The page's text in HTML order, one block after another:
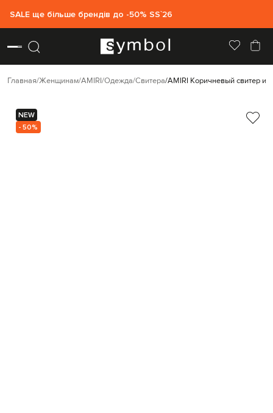
SALE ще більше брендів до -50% SS`26
Главная Женщинам AMIRI Одежда Свитера AMIRI Коричневый свитер из
NEW
- 50%